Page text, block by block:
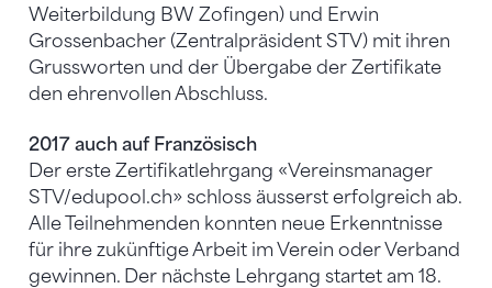
Weiterbildung BW Zofingen) und Erwin
Grossenbacher (Zentralpräsident STV) mit ihren
Grussworten und der Übergabe der Zertifikate
den ehrenvollen Abschluss.
2017 auch auf Französisch
Der erste Zertifikatlehrgang «Vereinsmanager
STV/edupool.ch» schloss äusserst erfolgreich ab.
Alle Teilnehmenden konnten neue Erkenntnisse
für ihre zukünftige Arbeit im Verein oder Verband
gewinnen. Der nächste Lehrgang startet am 18.